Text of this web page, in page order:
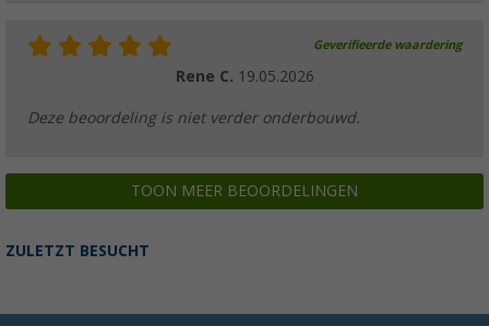
Geverifieerde waardering
Rene C. 19.05.2026
Deze beoordeling is niet verder onderbouwd.
TOON MEER BEOORDELINGEN
ZULETZT BESUCHT